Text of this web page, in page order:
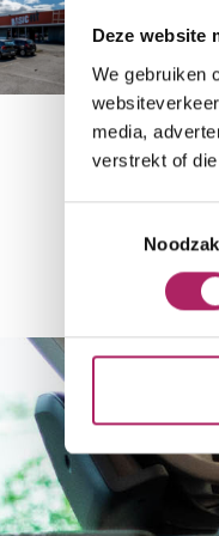
Deze website
We gebruiken
media,
verstrekt of